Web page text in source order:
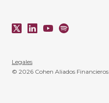
Legales
© 2026 Cohen Aliados Financieros